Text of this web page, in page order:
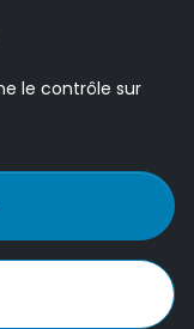
le contrôle sur